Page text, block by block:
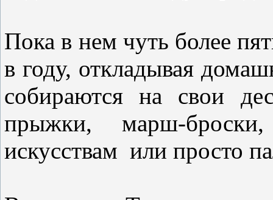
Пока в нем чуть более
в году, откладывая
собираются на свои
прыжки, марш-
искусствам или просто